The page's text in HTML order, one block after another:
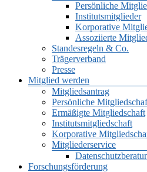
Persönliche
Institutsmitglieder
Korporative
Assoziierte
Standesregeln & Co.
Trägerverband
Presse
Mitglied werden
Mitgliedsantrag
Persönliche
Ermäßigte Mitgliedschaft
Institutsmitgliedschaft
Korporative
Mitgliederservice
Forschungsförderung